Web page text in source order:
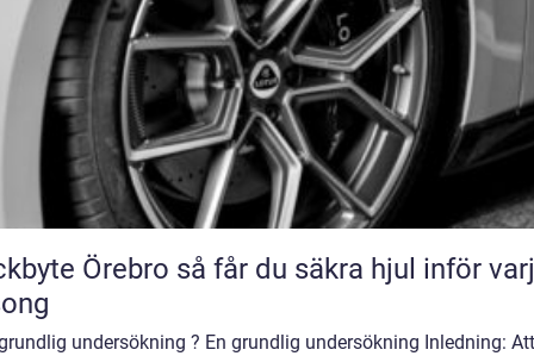
så får du säkra hjul inför varje
undersökning ? En grundlig undersökning Inledning: Att